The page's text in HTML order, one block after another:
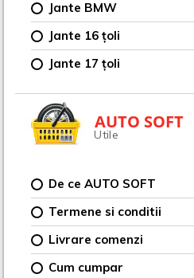
Jante BMW
Jante 16 țoli
Jante 17 țoli
AUTO SOFT
Utile
De ce AUTO SOFT
Termene si conditii
Livrare comenzi
Cum cumpar